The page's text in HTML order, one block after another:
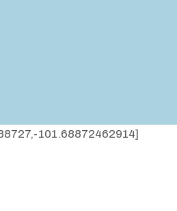
101.68872462914]